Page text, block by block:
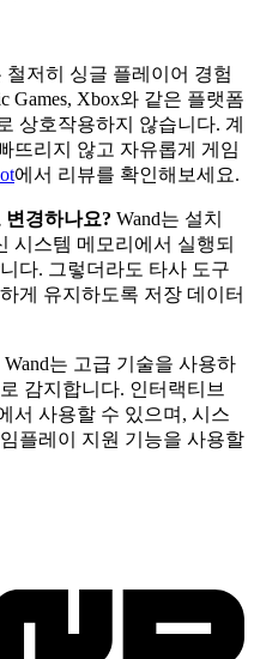
철저히 싱글 플레이어 경험
Games, Xbox와 같은 플랫폼
상호작용하지 않습니다. 계
뜨리지 않고 자유롭게 게임
에서 리뷰를 확인해보세요.
경하나요? Wand는 설치
시스템 메모리에서 실행되
다. 그렇더라도 타사 도구
게 유지하도록 저장 데이터
Wand는 고급 기술을 사용하
감지합니다. 인터랙티브
서 사용할 수 있으며, 시스
플레이 지원 기능을 사용할